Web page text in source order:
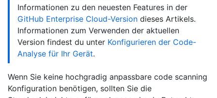
Informationen zu den neuesten Features in der
GitHub Enterprise Cloud-Version dieses Artikels.
Informationen zum Verwenden der aktuellen
Version findest du unter Konfigurieren der Code-
Analyse für Ihr Gerät.
Wenn Sie keine hochgradig anpassbare code scanning
Konfiguration benötigen, sollten Sie die